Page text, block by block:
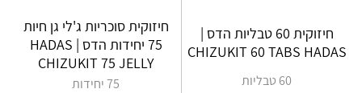
חיזוקית 60 טבליות הדס |
CHIZUKIT‎ ‎60‎ ‎TABS‎ ‎HADAS
60 טבליות
חיזוקית סוכריות ג'לי גן חיות
75 יחידות הדס | HADAS
CHIZUKIT 75 JELLY
75 יחידות